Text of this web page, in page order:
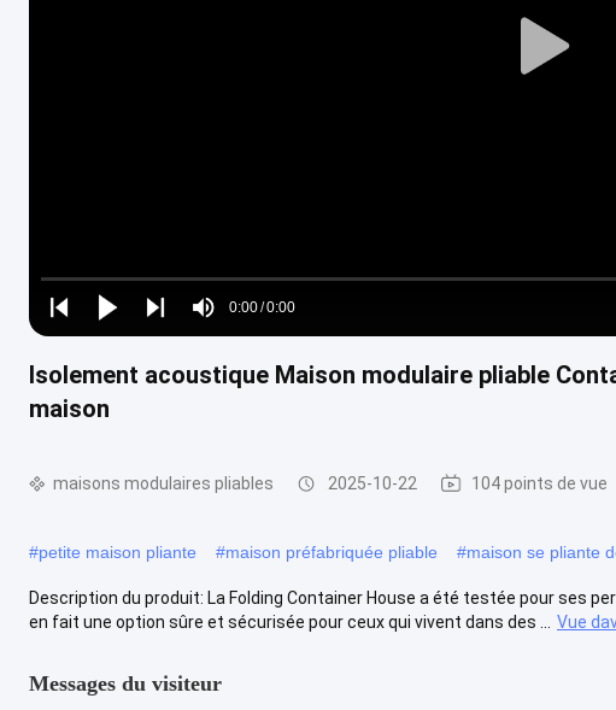
Play
Play
Play
Play
Mute
Time
0:00/0:00
Loaded:
0%
Isolement acoustique Maison modulaire pliable
maison
maisons modulaires pliables 2025-10-22 104 points de vue
#petite maison pliante #maison préfabriquée pliable #maison se pliante
Description du produit: La Folding Container House a été testée pour ses
en fait une option sûre et sécurisée pour ceux qui vivent dans des ...
Vue
Messages du visiteur